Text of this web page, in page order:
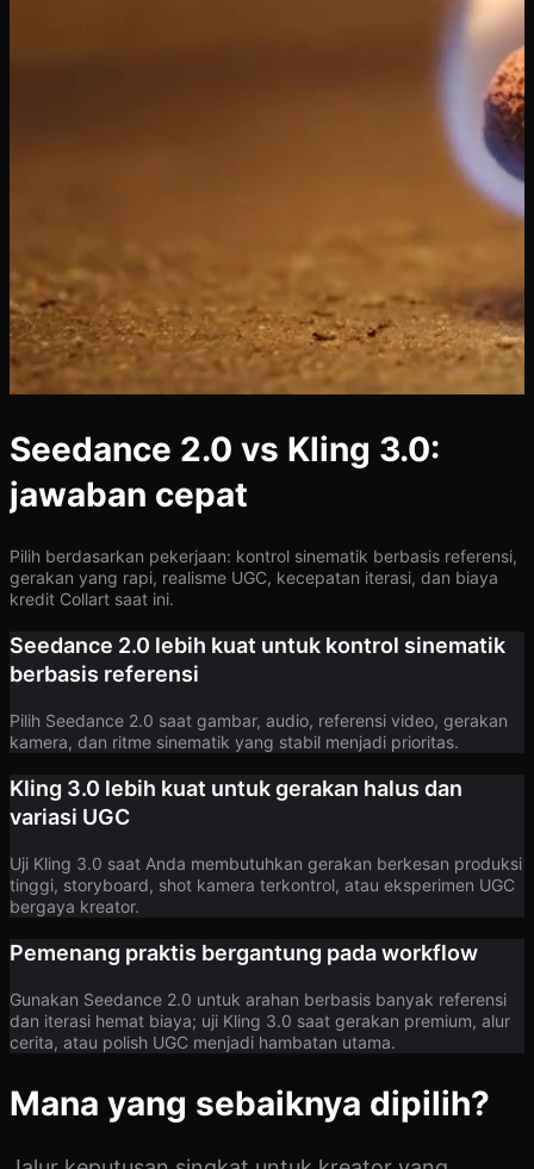
Seedance 2.0 vs Kling 3.0:
jawaban cepat
Pilih berdasarkan pekerjaan: kontrol sinematik berbasis referensi,
gerakan yang rapi, realisme UGC, kecepatan iterasi, dan biaya
kredit Collart saat ini.
Seedance 2.0 lebih kuat untuk kontrol sinematik
berbasis referensi
Pilih Seedance 2.0 saat gambar, audio, referensi video, gerakan
kamera, dan ritme sinematik yang stabil menjadi prioritas.
Kling 3.0 lebih kuat untuk gerakan halus dan
variasi UGC
Uji Kling 3.0 saat Anda membutuhkan gerakan berkesan produksi
tinggi, storyboard, shot kamera terkontrol, atau eksperimen UGC
bergaya kreator.
Pemenang praktis bergantung pada workflow
Gunakan Seedance 2.0 untuk arahan berbasis banyak referensi
dan iterasi hemat biaya; uji Kling 3.0 saat gerakan premium, alur
cerita, atau polish UGC menjadi hambatan utama.
Mana yang sebaiknya dipilih?